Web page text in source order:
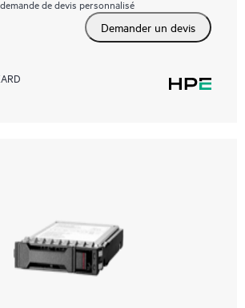
de devis personnalisé
Demander un devis